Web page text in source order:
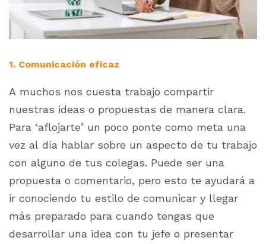
1. Comunicación eficaz
A muchos nos cuesta trabajo compartir
nuestras ideas o propuestas de manera clara.
Para ‘aflojarte’ un poco ponte como meta una
vez al día hablar sobre un aspecto de tu trabajo
con alguno de tus colegas. Puede ser una
propuesta o comentario, pero esto te ayudará a
ir conociendo tu estilo de comunicar y llegar
más preparado para cuando tengas que
desarrollar una idea con tu jefe o presentar